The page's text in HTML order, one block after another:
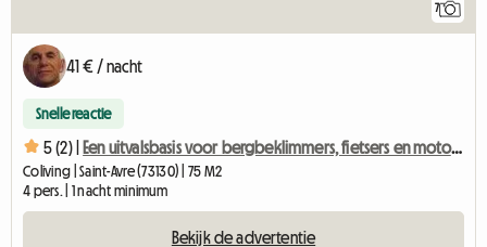
7
41 € / nacht
Snelle reactie
5 (2) | Een uitvalsbasis voor bergbeklimmers, fietsers en motorrijders
Coliving | Saint-Avre (73130) | 75 M2
4 pers. | 1 nacht minimum
Bekijk de advertentie